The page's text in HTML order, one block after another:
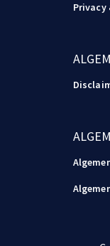
Privacy